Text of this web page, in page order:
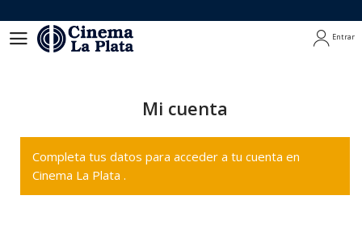
Entrar
Mi cuenta
Completa tus datos para acceder a tu cuenta en
Cinema La Plata .